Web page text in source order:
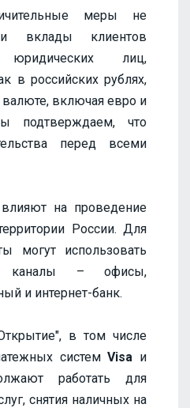
меры не
вклады клиентов
лиц,
в российских рублях,
валюте, включая евро и
что
перед всеми
на проведение
России. Для
могут использовать
каналы – офисы,
и интернет-банк.
в том числе
системVisa и
работать для
снятия наличных на